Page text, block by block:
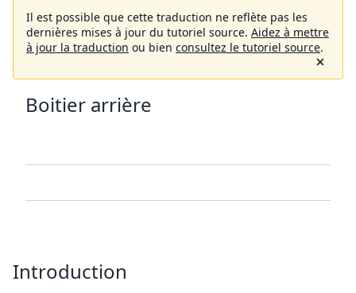
Il est possible que cette traduction ne reflète pas les
dernières mises à jour du tutoriel source. Aidez à mettre
à jour la traduction ou bien consultez le tutoriel source.
Boitier arrière
Introduction